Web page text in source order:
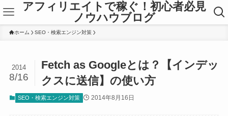
アフィリエイトで稼ぐ！初心者必見
ノウハウブログ
ホーム SEO・検索エンジン対策
Fetch as Googleとは？【インデッ
クスに送信】の使い方
2014
8/16
SEO・検索エンジン対策 2014年8月16日